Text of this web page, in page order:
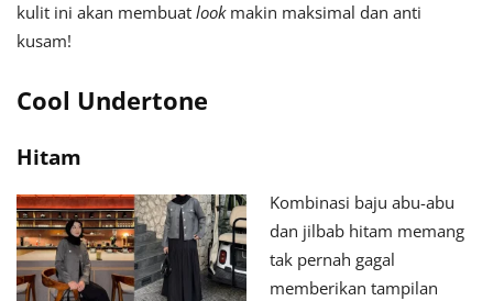
kulit ini akan membuat look makin maksimal dan anti
kusam!
Cool Undertone
Hitam
Kombinasi baju abu-abu
dan jilbab hitam memang
tak pernah gagal
memberikan tampilan